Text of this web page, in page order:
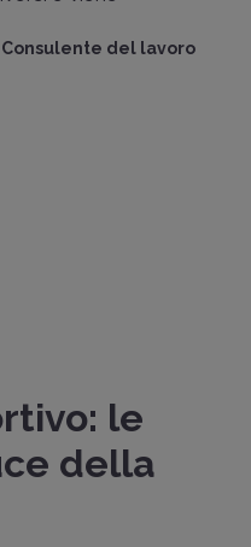
Consulente del lavoro
le
della